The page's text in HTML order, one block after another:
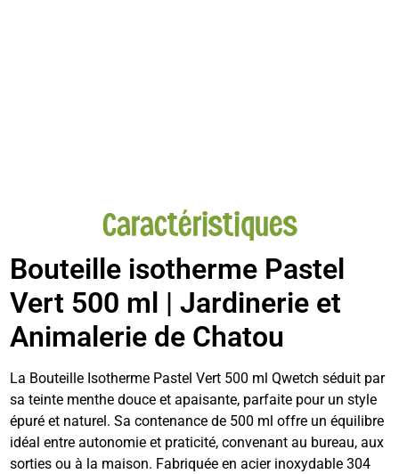
Caractéristiques
Bouteille isotherme Pastel
Vert 500 ml | Jardinerie et
Animalerie de Chatou
La Bouteille Isotherme Pastel Vert 500 ml Qwetch séduit par
sa teinte menthe douce et apaisante, parfaite pour un style
épuré et naturel. Sa contenance de 500 ml offre un équilibre
idéal entre autonomie et praticité, convenant au bureau, aux
sorties ou à la maison. Fabriquéeen acier inoxydable 304